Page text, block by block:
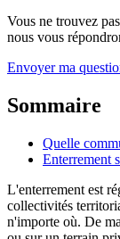
Vous ne trouvez
nous vous
Envoyer ma
Sommaire
Quelle
Enterrement
L'enterrement est
collectivités
n'importe où. De